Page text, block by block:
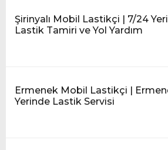
Şirinyalı Mobil Lastikçi | 7/24
Lastik Tamiri ve Yol Yardım
Ermenek Mobil Lastikçi |
Yerinde Lastik Servisi